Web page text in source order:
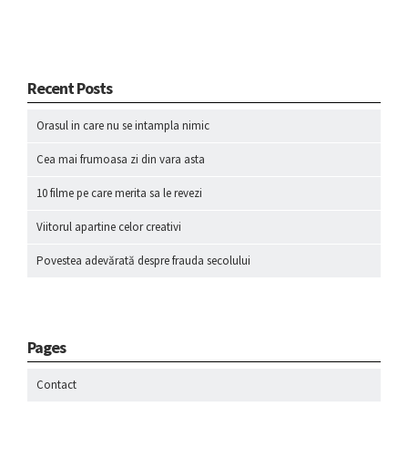
Recent Posts
Orasul in care nu se intampla nimic
Cea mai frumoasa zi din vara asta
10 filme pe care merita sa le revezi
Viitorul apartine celor creativi
Povestea adevărată despre frauda secolului
Pages
Contact